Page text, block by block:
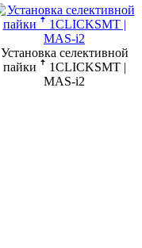
Установка селективной
пайки ꜛ 1CLICKSMT |
MAS-i2